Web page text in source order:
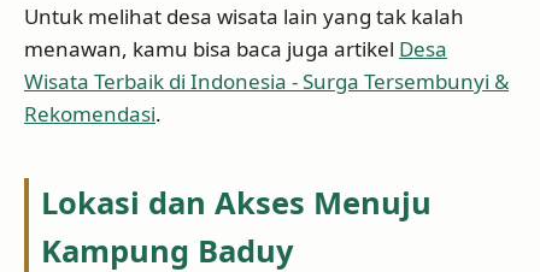
Untuk melihat desa wisata lain yang tak kalah
menawan, kamu bisa baca juga artikel Desa
Wisata Terbaik di Indonesia - Surga Tersembunyi &
Rekomendasi.
Lokasi dan Akses Menuju
Kampung Baduy